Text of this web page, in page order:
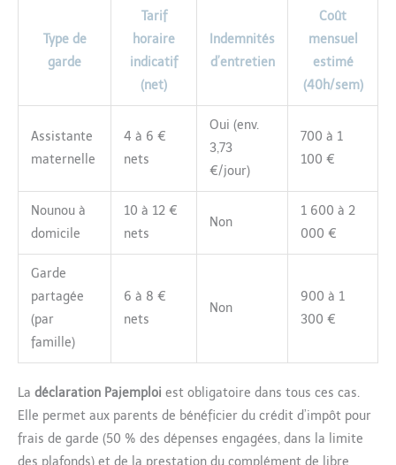
Type de
garde
Tarif
horaire
indicatif
(net)
Indemnités
d’entretien
Coût
mensuel
estimé
(40h/sem)
Assistante
maternelle
4 à 6 €
nets
Oui (env.
3,73
€/jour)
700 à 1
100 €
Nounou à
domicile
10 à 12 €
nets
Non
1 600 à 2
000 €
Garde
partagée
(par
famille)
6 à 8 €
nets
Non
900 à 1
300 €
La déclaration Pajemploi est obligatoire dans tous ces cas.
Elle permet aux parents de bénéficier du crédit d’impôt pour
frais de garde (50 % des dépenses engagées, dans la limite